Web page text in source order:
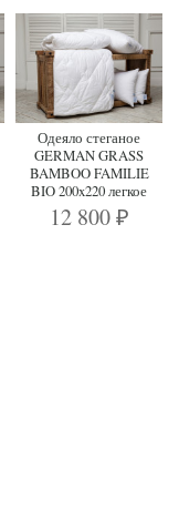
Одеяло стеганое
GERMAN GRASS
BAMBOO FAMILIE
BIO 200x220 легкое
12 800 ₽